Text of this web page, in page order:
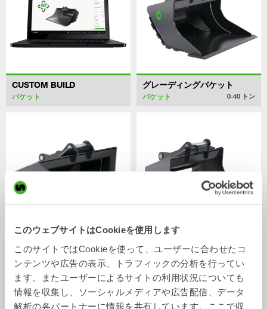
このウェブサイトはCookieを使用します
このサイトではCookieを使って、ユーザーに合わせたコ
ンテンツや広告の表示、トラフィックの分析を行ってい
ます。またユーザーによるサイトの利用状況についても
情報を収集し、ソーシャルメディアや広告配信、データ
解析の各パートナーに情報を共有しています。ここで収
CUSTOM BUILD
バケット
グレーディングバケット
バケット 0-40 トン
V型バケット
バケット 0-22 トン
ソーティングバケット
バケット 2-32